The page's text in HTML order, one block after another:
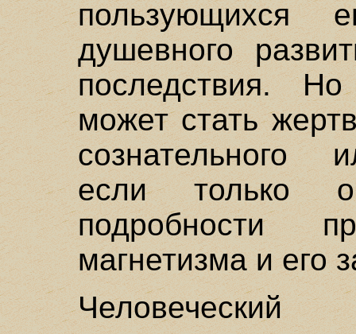
пользующихся
душевного
последствия.
может стать
сознательного
если только
подробности
магнетизма и его